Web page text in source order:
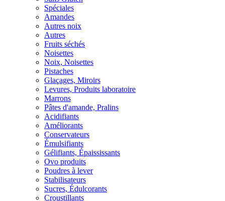
Spéciales
Amandes
Autres noix
Autres
Fruits séchés
Noisettes
Noix, Noisettes
Pistaches
Glaçages, Miroirs
Levures, Produits laboratoire
Marrons
Pâtes d'amande, Pralins
Acidifiants
Améliorants
Conservateurs
Émulsifiants
Gélifiants, Épaississants
Ovo produits
Poudres à lever
Stabilisateurs
Sucres, Édulcorants
Croustillants